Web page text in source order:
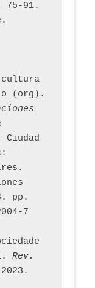
75-91.
cultura
Ciudad
pp.
7
Rev.